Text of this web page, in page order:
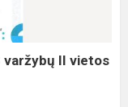
varžybų II vietos